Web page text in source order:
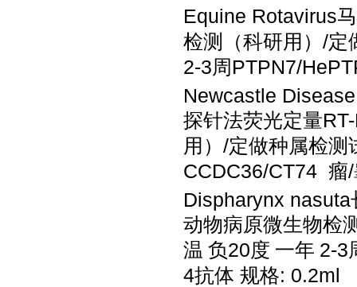
Equine Rotavirus
检测（科研用） /定
2-3周PTPN7/
Newcastle
探针法荧光定量
用） /定做种属检测
CCDC36/CT74 瘤
Dispharynx
动物病原微生物检
温 负20度 一年 2-3
4抗体 规格: 0.2ml